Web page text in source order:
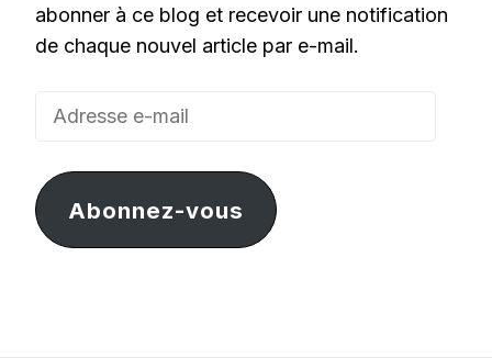
abonner à ce blog et recevoir une notification
de chaque nouvel article par e-mail.
Adresse
mail
Abonnez-vous